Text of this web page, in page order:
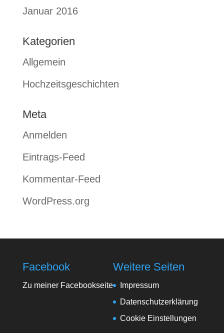
Januar 2016
Kategorien
Allgemein
Hochzeitsgeschichten
Meta
Anmelden
Eintrags-Feed
Kommentar-Feed
WordPress.org
Facebook
Zu meiner Facebookseite
Weitere Seiten
Impressum
Datenschutzerklärung
Cookie Einstellungen